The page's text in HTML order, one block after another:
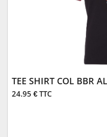
24.95 € TTC